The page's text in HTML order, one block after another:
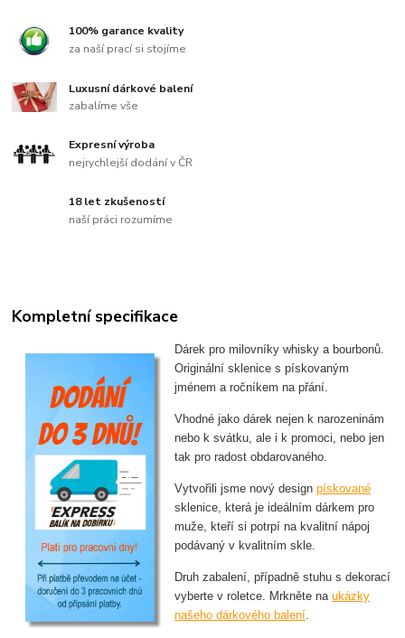
100% garance kvality
za naší prací si stojíme
Luxusní dárkové balení
zabalíme vše
Expresní výroba
nejrychlejší dodání v ČR
18 let zkušeností
naší práci rozumíme
Kompletní specifikace
Dárek pro milovníky whisky a bourbonů.
Originální sklenice s pískovaným
jménem a ročníkem na přání.
Vhodné jako dárek nejen k narozeninám
nebo k svátku, ale i k promoci, nebo jen
tak pro radost obdarovaného.
Vytvořili jsme nový designpískované
sklenice, která je ideálním dárkempro
muže, kteří si potrpí na kvalitní nápoj
podávaný v kvalitním skle.
Druh zabalení, případně stuhu s dekorací
vyberte v roletce. Mrkněte naukázky
našeho dárkového balení